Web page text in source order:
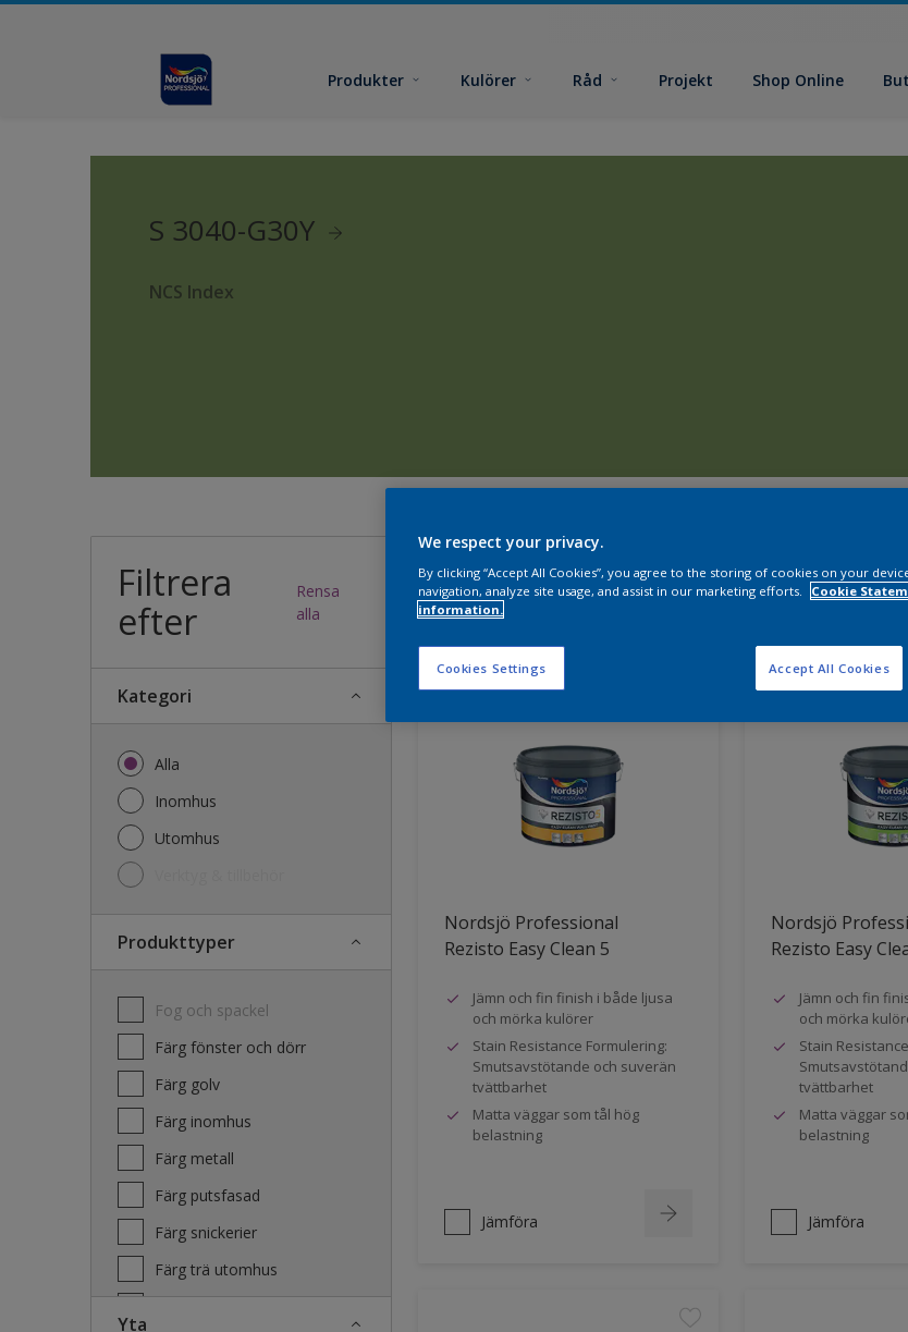
Produkter Kulörer Råd Projekt Shop Online
S 3040-G30Y
NCS Index
Filtrera
efter
Rensa
alla
Kategori
Alla
Inomhus
Utomhus
Produkttyper
Fog och spackel
Färg fönster och dörr
Färg golv
Färg inomhus
Färg metall
Färg putsfasad
Färg snickerier
Färg trä utomhus
Yta
Vilka produkter behöver du?
38produkter hittade
Nordsjö Professional
Rezisto Easy Clean 5
Jämn och fin finish i både ljusa
och mörka kulörer
Stain Resistance Formulering:
Smutsavstötande och suverän
tvättbarhet
Matta väggar som tål hög
belastning
Jämföra
Nordsjö
Rezisto Easy
Jämn och fin
och mörka
Stain
tvättbarhet
Matta väggar
belastning
Jämföra
We respect your privacy.
By clicking “Accept All Cookies”, you agree to the storing of cookies on your
navigation, analyze site usage, and assist in our marketing efforts.
Cookie
information.
Cookies Settings Accept All Cookies